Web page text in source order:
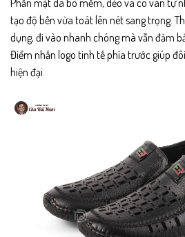
Phần mặt da bò mềm, dẻo và có vân tự
tạo độ bền vừa toát lên nét sang trọng.
dụng, đi vào nhanh chóng mà vẫn đảm
Điểm nhấn logo tinh tế phía trước giúp
hiện đại.